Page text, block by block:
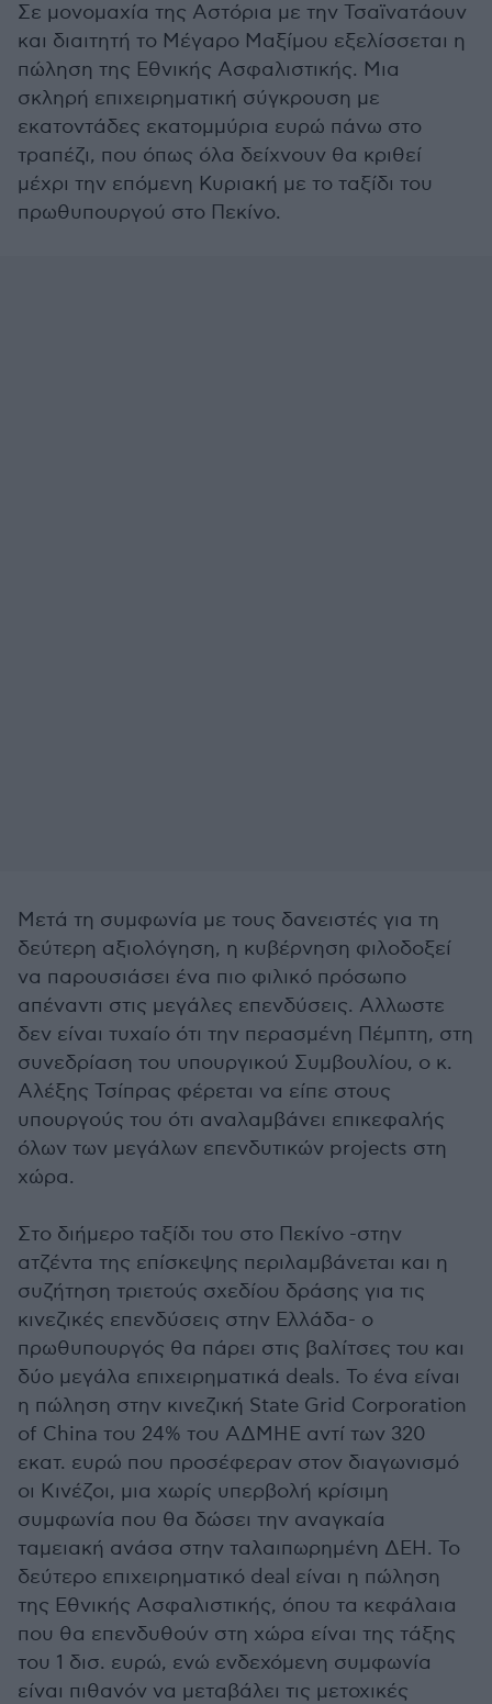
Σε μονομαχία της Αστόρια με την Τσαϊνατάουν
και διαιτητή το Μέγαρο Μαξίμου εξελίσσεται η
πώληση της Εθνικής Ασφαλιστικής. Μια
σκληρή επιχειρηματική σύγκρουση με
εκατοντάδες εκατομμύρια ευρώ πάνω στο
τραπέζι, που όπως όλα δείχνουν θα κριθεί
μέχρι την επόμενη Κυριακή με το ταξίδι του
πρωθυπουργού στο Πεκίνο.
Μετά τη συμφωνία με τους δανειστές για τη
δεύτερη αξιολόγηση, η κυβέρνηση φιλοδοξεί
να παρουσιάσει ένα πιο φιλικό πρόσωπο
απέναντι στις μεγάλες επενδύσεις. Αλλωστε
δεν είναι τυχαίο ότι την περασμένη Πέμπτη, στη
συνεδρίαση του υπουργικού Συμβουλίου, ο κ.
Αλέξης Τσίπρας φέρεται να είπε στους
υπουργούς του ότι αναλαμβάνει επικεφαλής
όλων των μεγάλων επενδυτικών projects στη
χώρα.
Στο διήμερο ταξίδι του στο Πεκίνο -στην
ατζέντα της επίσκεψης περιλαμβάνεται και η
συζήτηση τριετούς σχεδίου δράσης για τις
κινεζικές επενδύσεις στην Ελλάδα- ο
πρωθυπουργός θα πάρει στις βαλίτσες του και
δύο μεγάλα επιχειρηματικά deals. Το ένα είναι
η πώληση στην κινεζική State Grid Corporation
of China του 24% του ΑΔΜΗΕ αντί των 320
εκατ. ευρώ που προσέφεραν στον διαγωνισμό
οι Κινέζοι, μια χωρίς υπερβολή κρίσιμη
συμφωνία που θα δώσει την αναγκαία
ταμειακή ανάσα στην ταλαιπωρημένη ΔΕΗ. Το
δεύτερο επιχειρηματικό deal είναι η πώληση
της Εθνικής Ασφαλιστικής, όπου τα κεφάλαια
που θα επενδυθούν στη χώρα είναι της τάξης
του 1 δισ. ευρώ, ενώ ενδεχόμενη συμφωνία
είναι πιθανόν να μεταβάλει τις μετοχικές